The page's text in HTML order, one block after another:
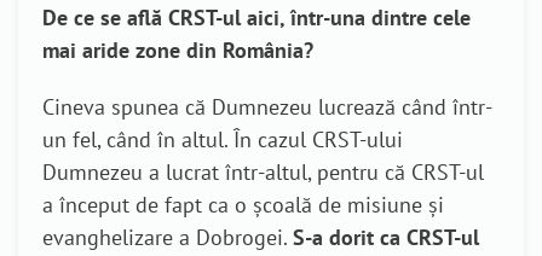
De ce se află CRST-ul aici, într-una dintre cele
mai aride zone din România?
Cineva spunea că Dumnezeu lucrează când într-
un fel, când în altul. În cazul CRST-ului
Dumnezeu a lucrat într-altul, pentru că CRST-ul
a început de fapt ca o școală de misiune și
evanghelizare a Dobrogei. S-a dorit ca CRST-ul